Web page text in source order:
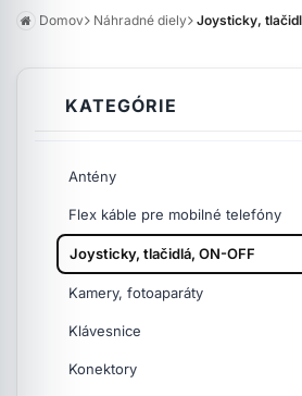
Domov Náhradné diely Joysticky,
KATEGÓRIE
Antény
Flex káble pre mobilné telefóny
Joysticky, tlačidlá, ON-OFF
Kamery, fotoaparáty
Klávesnice
Konektory